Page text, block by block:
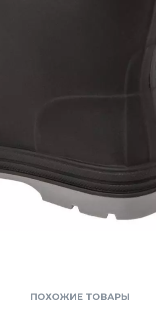
ПОХОЖИЕ ТОВАРЫ